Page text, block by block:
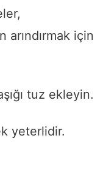
için
tuz ekleyin.
yeterlidir.